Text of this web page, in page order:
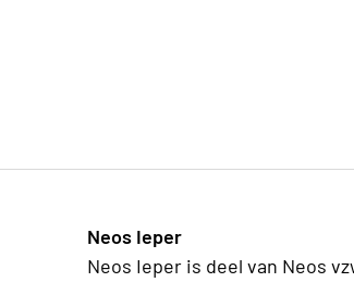
Neos Ieper
Neos Ieper is deel van Neos